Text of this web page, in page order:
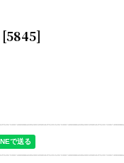
[5845]